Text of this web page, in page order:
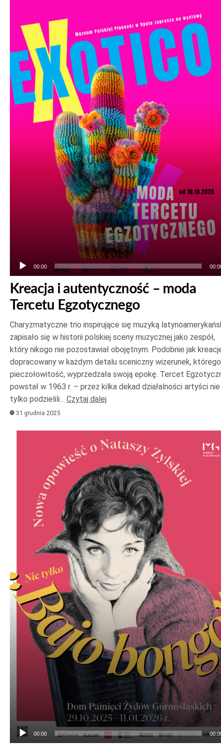
dźwiękowych
00:00
Kreacja i autentyczność – moda
Tercetu Egzotycznego
Charyzmatyczne trio inspirujące się muzyką
zapisało się w historii polskiej sceny muzycznej jako zespół,
który nikogo nie pozostawiał obojętnym. Podobnie jak
dopracowany w każdym detalu sceniczny wizerunek, którego
pieczołowitość, wyprzedzała swoją epokę. Tercet
powstał w 1963 r. – przez kilka dekad działalności artyści nie
tylko podzielili… Czytaj dalej
31 grudnia 2025
Odtwarzacz
00:00